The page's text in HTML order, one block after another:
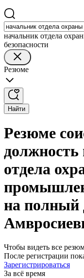
начальник отдела
безопасности
Резюме
Найти
Резюме
должность
отдела
на полный
Чтобы видеть все
После регистрации
Зарегистрироваться
За всё время